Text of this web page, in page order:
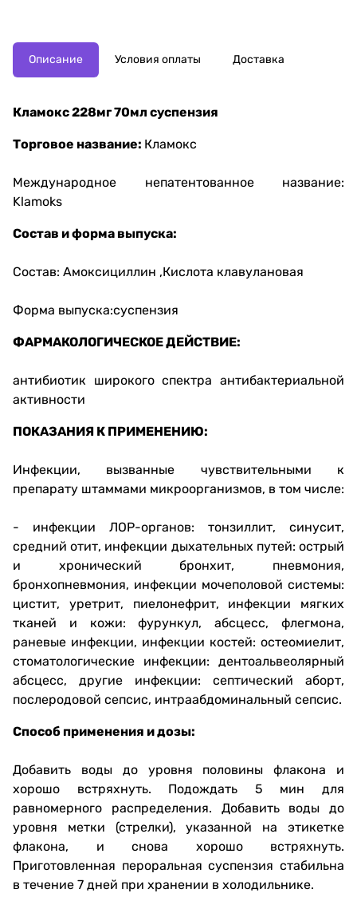
Описание Условия оплаты Доставка
Кламокс 228мг 70мл суспензия
Торговое название: Кламокс
Международное непатентованное название:
Klamoks
Состав и форма выпуска:
Состав: Амоксициллин ,Кислота клавулановая
Форма выпуска:суспензия
ФАРМАКОЛОГИЧЕСКОЕ ДЕЙСТВИЕ:
антибиотик широкого спектра антибактериальной
активности
ПОКАЗАНИЯ К ПРИМЕНЕНИЮ:
Инфекции, вызванные чувствительными к
препарату штаммами микроорганизмов, в том числе:
- инфекции ЛОР-органов: тонзиллит, синусит,
средний отит, инфекции дыхательных путей: острый
и хронический бронхит, пневмония,
бронхопневмония, инфекции мочеполовой системы:
цистит, уретрит, пиелонефрит, инфекции мягких
тканей и кожи: фурункул, абсцесс, флегмона,
раневые инфекции, инфекции костей: остеомиелит,
стоматологические инфекции: дентоальвеолярный
абсцесс, другие инфекции: септический аборт,
послеродовой сепсис, интраабдоминальный сепсис.
Способ применения и дозы:
Добавить воды до уровня половины флакона и
хорошо встряхнуть. Подождать 5 мин для
равномерного распределения. Добавить воды до
уровня метки (стрелки), указанной на этикетке
флакона, и снова хорошо встряхнуть.
Приготовленная пероральная суспензия стабильна
в течение 7 дней при хранении в холодильнике.